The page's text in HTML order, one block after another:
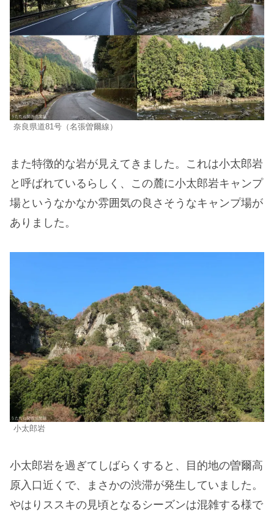
奈良県道81号（名張曽爾線）
また特徴的な岩が見えてきました。これは小太郎岩
と呼ばれているらしく、この麓に小太郎岩キャンプ
場というなかなか雰囲気の良さそうなキャンプ場が
ありました。
小太郎岩
小太郎岩を過ぎてしばらくすると、目的地の曽爾高
原入口近くで、まさかの渋滞が発生していました。
やはりススキの見頃となるシーズンは混雑する様で